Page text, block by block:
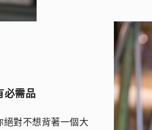
必需品
絕對不想背著一個大